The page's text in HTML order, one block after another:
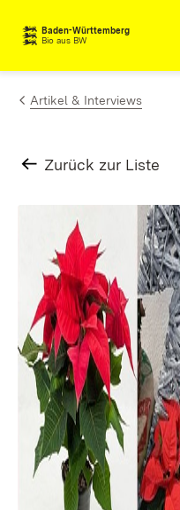
Zum Inhalt springen
Baden-Württemberg
Bio aus BW
Artikel & Interviews
Zurück zur Liste